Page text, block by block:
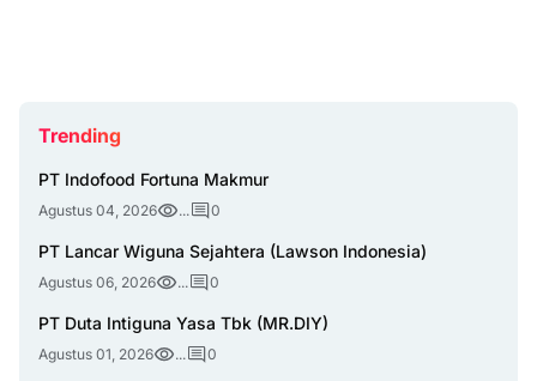
Trending
PT Indofood Fortuna Makmur
Agustus 04, 2026 ... 0
PT Lancar Wiguna Sejahtera (Lawson Indonesia)
Agustus 06, 2026 ... 0
PT Duta Intiguna Yasa Tbk (MR.DIY)
Agustus 01, 2026 ... 0